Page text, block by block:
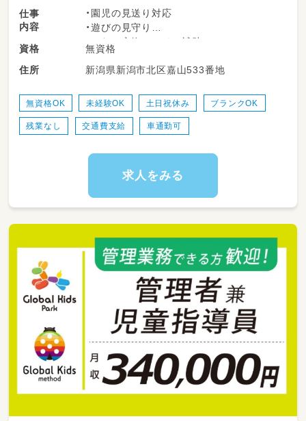
仕事
内容
・園児の見送り対応
・遊びの見守り
・おむつ交換やトイレ補助
・園内の清掃 など
資格
無資格
住所
新潟県新潟市北区嘉山533番地
無資格OK 未経験OK 土日祝休み ブランクOK
残業なし 交通費支給 車通勤可
求人をみる